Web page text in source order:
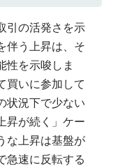
引の活発さを示
伴う上昇は、そ
性を示唆しま
買いに参加して
状況下で少ない
昇が続く」ケー
な上昇は基盤が
急速に反転する